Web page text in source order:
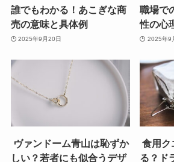
誰でもわかる！あこぎな商
売の意味と具体例
2025年9月20日
職場で
性の心
2025年9
ヴァンドーム青山は恥ずか
しい？若者にも似合うデザ
食用ク
る？ド